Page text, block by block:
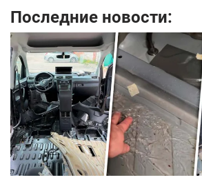
Последние новости: